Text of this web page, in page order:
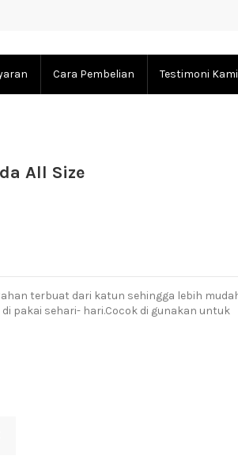
Cara Pembelian Testimoni Kami
All Size
terbuat dari katun sehingga lebih
pakai sehari- hari.Cocok di gunakan untuk